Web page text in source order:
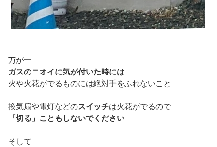
万が一
ガスのニオイに気が付いた時には
火や火花がでるものには絶対手をふれないこと
換気扇や電灯などのスイッチは火花がでるので
「切る」こともしないでください
そして